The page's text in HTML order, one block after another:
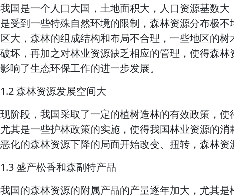
我国是一个人口大国，土地面积大，人口资源基数
是受到一些特殊自然环境的限制，森林资源分布极
区大，森林的组成结构和布局不合理，一些地区的
破坏，再加之对林业资源缺乏相应的管理，使得森
影响了生态环保工作的进一步发展。
1.2 森林资源发展空间大
现阶段，我国采取了一定的植树造林的有效政策，使
尤其是一些护林政策的实施，使得我国林业资源的
恶化的森林资源下降的局面开始改变、扭转，森林资
1.3 盛产松香和森副特产品
我国的森林资源的附属产品的产量逐年加大，尤其